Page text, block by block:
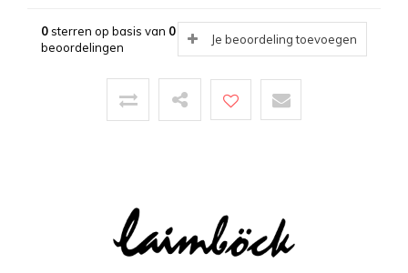
0sterren op basis van 0
beoordelingen
Je beoordeling toevoegen